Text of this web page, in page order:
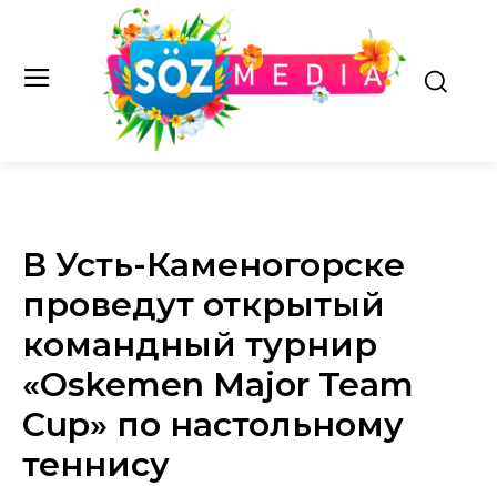
В Усть-Каменогорске
проведут открытый
командный турнир
«Oskemen Major Team
Cup» по настольному
теннису